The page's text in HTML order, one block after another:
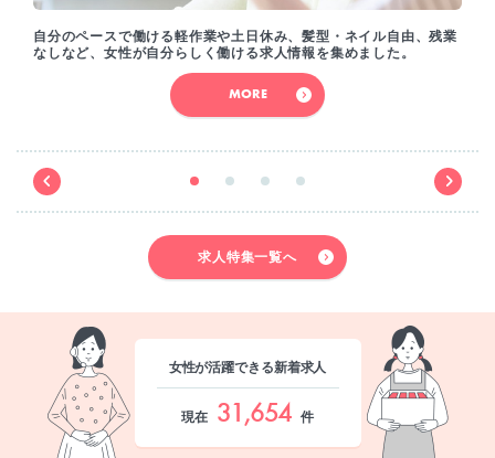
自分のペースで働ける軽作業や土日休み、髪型・ネイル自由、残業
なしなど、女性が自分らしく働ける求人情報を集めました。
MORE
求人特集一覧へ
女性が活躍できる新着求人
現在 31,654 件